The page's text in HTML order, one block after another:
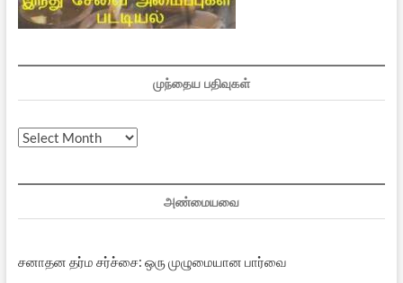
முந்தைய பதிவுகள்
முந்தைய
அண்மையவை
சனாதன தர்ம சர்ச்சை: ஒரு முழுமையான பார்வை